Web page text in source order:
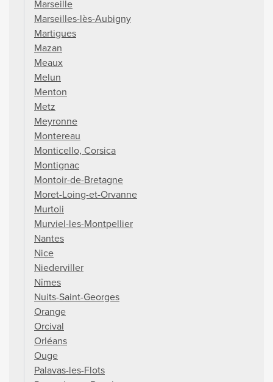
Marseille
Marseilles-lès-Aubigny
Martigues
Mazan
Meaux
Melun
Menton
Metz
Meyronne
Montereau
Monticello, Corsica
Montignac
Montoir-de-Bretagne
Moret-Loing-et-Orvanne
Murtoli
Murviel-les-Montpellier
Nantes
Nice
Niederviller
Nîmes
Nuits-Saint-Georges
Orange
Orcival
Orléans
Ouge
Palavas-les-Flots